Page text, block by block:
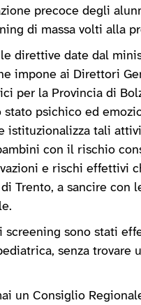
precoce degli
di massa volti alla
direttive date dal
impone ai Direttori
per la Provincia di
psichico ed
istituzionalizza tali
con il rischio
e rischi effettivi
Trento, a sancire
sono stati
senza
un Consiglio